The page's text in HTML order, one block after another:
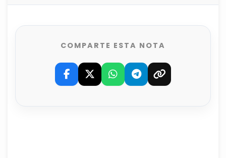
COMPARTE ESTA NOTA